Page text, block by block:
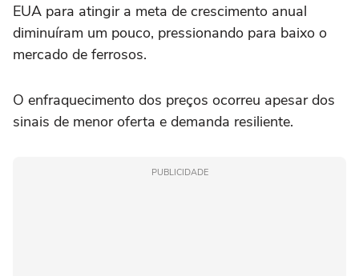
EUA para atingir a meta de crescimento anual
diminuíram um pouco, pressionando para baixo o
mercado de ferrosos.
O enfraquecimento dos preços ocorreu apesar dos
sinais de menor oferta e demanda resiliente.
PUBLICIDADE